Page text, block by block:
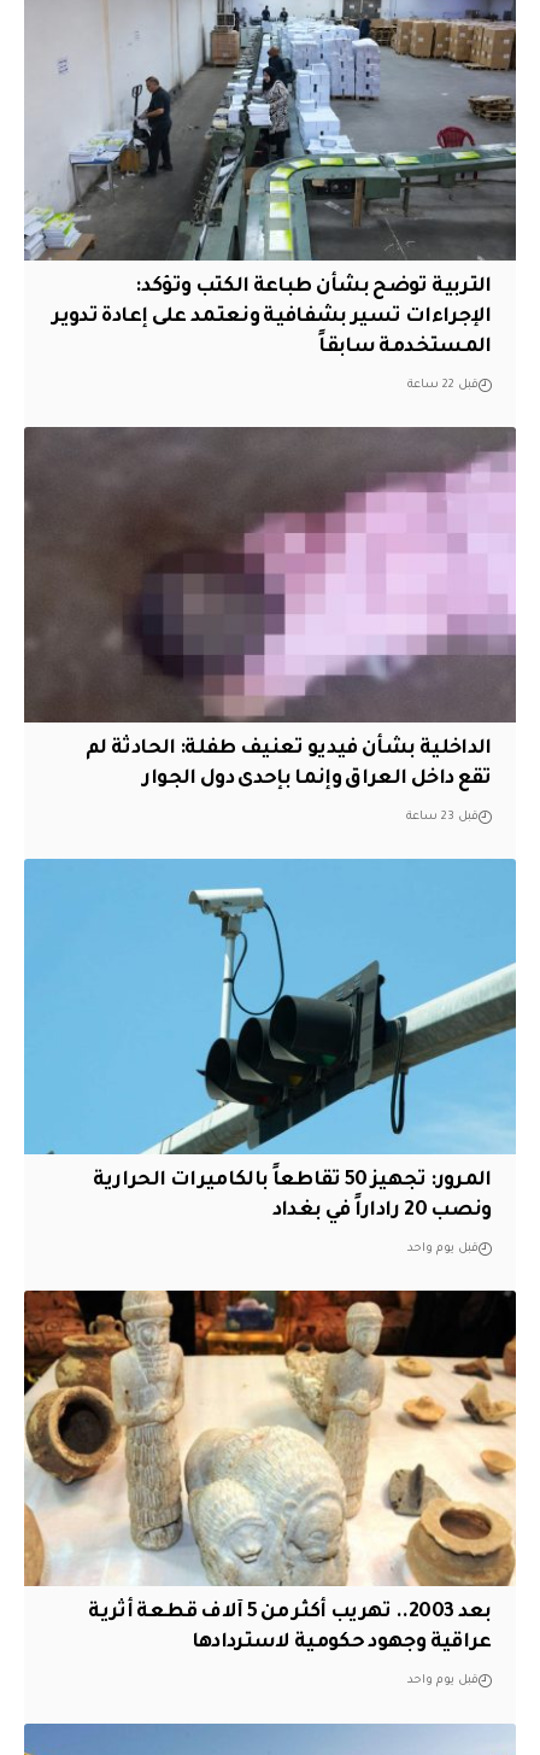
التربية توضح بشأن طباعة الكتب وتؤكد:
الإجراءات تسير بشفافية ونعتمد على إعادة تدوير
المستخدمة سابقاً
قبل 22 ساعة
الداخلية بشأن فيديو تعنيف طفلة: الحادثة لم
تقع داخل العراق وإنما بإحدى دول الجوار
قبل 23 ساعة
المرور: تجهيز 50 تقاطعاً بالكاميرات الحرارية
ونصب 20 راداراً في بغداد
قبل يوم واحد
بعد 2003.. تهريب أكثر من 5 آلاف قطعة أثرية
عراقية وجهود حكومية لاستردادها
قبل يوم واحد